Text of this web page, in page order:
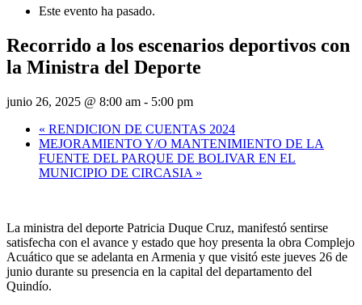
Este evento ha pasado.
Recorrido a los escenarios deportivos con
la Ministra del Deporte
junio 26, 2025 @ 8:00 am - 5:00 pm
« RENDICION DE CUENTAS 2024
MEJORAMIENTO Y/O MANTENIMIENTO DE LA
FUENTE DEL PARQUE DE BOLIVAR EN EL
MUNICIPIO DE CIRCASIA »
La ministra del deporte Patricia Duque Cruz, manifestó sentirse
satisfecha con el avance y estado que hoy presenta la obra Complejo
Acuático que se adelanta en Armenia y que visitó este jueves 26 de
junio durante su presencia en la capital del departamento del
Quindío.